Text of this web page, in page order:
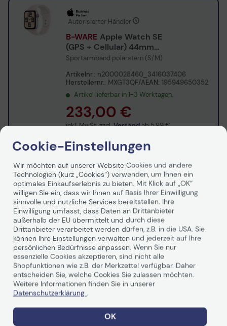
Autorisierter Händler
B-WARE
(GPS + Cellular) 44mm
Aluminiumgehäuse
Sportarmband polarstern (S/M)
Artikelnr.: n2000028460_3416037406
Herstellernr.: MXGT3QF/AEAN: 195949650352
Artikel lieferbar in 1-3 Werktagen.
233,00 €
inkl. MwSt. zzgl.Versandab5,99 €
In den Warenkorb
Ab6,99 €/Mo.mieten mit
Mehr erfahren
Autorisierter Händler
B-WAREApple Watch SE
(GPS) 40mm
Aluminiumgehäuse
mitternacht
Sport Loop Armband tinte
Artikelnr.: n2000028440_1966030607
Herstellernr.: MXEA3QF/AEAN: 195949642067
Artikel lieferbar in 1-3 Werktagen.
150,90 €
inkl. MwSt. zzgl.Versand
Cookie-Einstellungen
Wir möchten auf unserer Website Cookies und andere
Technologien (kurz „Cookies“) verwenden, um Ihnen ein
optimales Einkaufserlebnis zu bieten. Mit Klick auf „OK“
willigen Sie ein, dass wir Ihnen auf Basis Ihrer Einwilligung
sinnvolle und nützliche Services bereitstellen. Ihre
Einwilligung umfasst, dass Daten an Drittanbieter
außerhalb der EU übermittelt und durch diese
Drittanbieter verarbeitet werden dürfen, z.B. in die USA. Sie
können Ihre Einstellungen verwalten und jederzeit auf Ihre
persönlichen Bedürfnisse anpassen. Wenn Sie nur
essenzielle Cookies akzeptieren, sind nicht alle
Shopfunktionen wie z.B. der Merkzettel verfügbar. Daher
entscheiden Sie, welche Cookies Sie zulassen möchten.
Weitere Informationen finden Sie in unserer
Datenschutzerklärung .
OK